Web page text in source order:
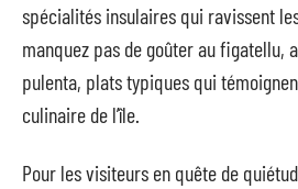
spécialités insulaires qui ravissent
manquez pas de goûter au figatellu,
pulenta, plats typiques qui
culinaire de l’île.
Pour les visiteurs en quête de